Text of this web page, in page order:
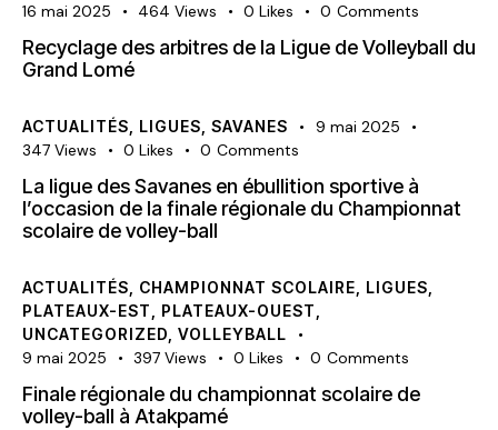
16 mai 2025 464 Views 0 Likes 0 Comments
Recyclage des arbitres de la Ligue de Volleyball du
Grand Lomé
ACTUALITÉS LIGUES SAVANES
9 mai 2025
347 Views 0 Likes 0 Comments
La ligue des Savanes en ébullition sportive à
l’occasion de la finale régionale du Championnat
scolaire de volley-ball
ACTUALITÉS CHAMPIONNAT SCOLAIRE LIGUES
PLATEAUX-EST
PLATEAUX-OUEST
UNCATEGORIZED VOLLEYBALL
9 mai 2025 397 Views 0 Likes 0 Comments
Finale régionale du championnat scolaire de
volley-ball à Atakpamé